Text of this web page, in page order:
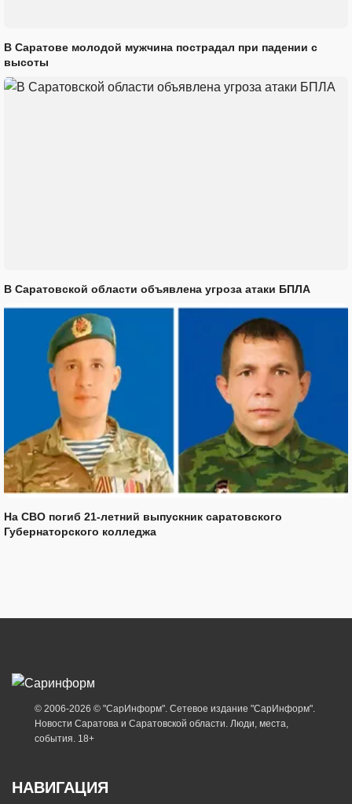
В Саратове молодой мужчина пострадал при падении с
высоты
В Саратовской области объявлена угроза атаки БПЛА
На СВО погиб 21-летний выпускник саратовского
Губернаторского колледжа
© 2006-2026 © "СарИнформ". Сетевое издание "СарИнформ".
Новости Саратова и Саратовской области. Люди, места,
события. 18+
НАВИГАЦИЯ